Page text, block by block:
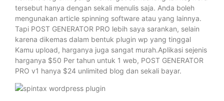
tersebut hanya dengan sekali menulis saja. Anda boleh
mengunakan article spinning software atau yang lainnya.
Tapi POST GENERATOR PRO lebih saya sarankan, selain
karena dikemas dalam bentuk plugin wp yang tinggal
Kamu upload, harganya juga sangat murah.Aplikasi sejenis
harganya $50 Per tahun untuk 1 web, POST GENERATOR
PRO v1 hanya $24 unlimited blog dan sekali bayar.